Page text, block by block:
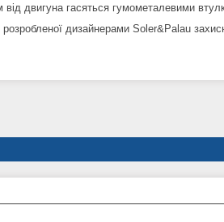
від двигуна гасяться гумометалевими
розробленої дизайнерами Soler&Palau